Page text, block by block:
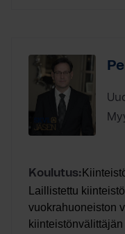
Koulutus:
Laillistettu
vuokrahuoneiston
kiinteistönvälittäjän